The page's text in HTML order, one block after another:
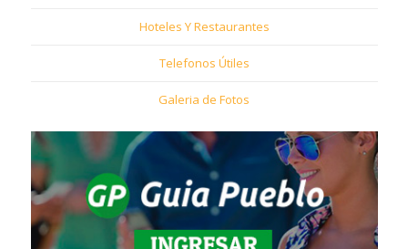
Hoteles Y Restaurantes
Telefonos Útiles
Galeria de Fotos